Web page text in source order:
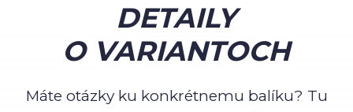
DETAILY
O VARIANTOCH
Máte otázky ku konkrétnemu balíku? Tu